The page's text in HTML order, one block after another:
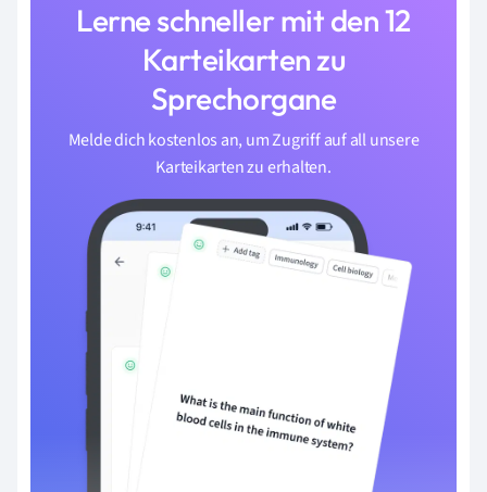
Lerne schneller mit den 12
Karteikarten zu
Sprechorgane
Melde dich kostenlos an, um Zugriff auf all unsere
Karteikarten zu erhalten.